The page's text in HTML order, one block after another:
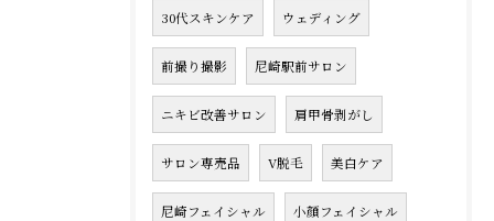
30代スキンケア ウェディング
前撮り撮影 尼崎駅前サロン
ニキビ改善サロン 肩甲骨剥がし
サロン専売品 V脱毛 美白ケア
尼崎フェイシャル 小顔フェイシャル